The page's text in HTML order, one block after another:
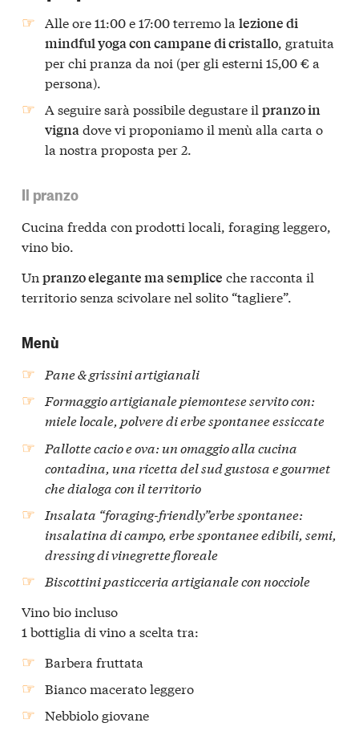
Alle ore 11:00 e 17:00 terremo lalezione di
mindful yoga con campane di cristallo , gratuita
per chi pranza da noi (per gli esterni 15,00 € a
persona).
A seguire sarà possibile degustare ilpranzo in
vignadove vi proponiamo il menù alla carta o
la nostra proposta per 2.
Il pranzo
Cucina fredda con prodotti locali, foraging leggero,
vino bio.
Un pranzo elegante ma semplice che racconta il
territorio senza scivolare nel solito “tagliere”.
Menù
Pane & grissini artigianali
Formaggio artigianale piemontese servito con:
miele locale, polvere di erbe spontanee essiccate
Pallotte cacio e ova: un omaggio alla cucina
contadina, una ricetta del sud gustosa e gourmet
che dialoga con il territorio
Insalata “foraging-friendly”erbe spontanee:
insalatina di campo, erbe spontanee edibili, semi,
dressing di vinegrette floreale
Biscottini pasticceria artigianale con nocciole
Vino bio incluso
1 bottiglia di vino a scelta tra:
Barbera fruttata
Bianco macerato leggero
Nebbiolo giovane